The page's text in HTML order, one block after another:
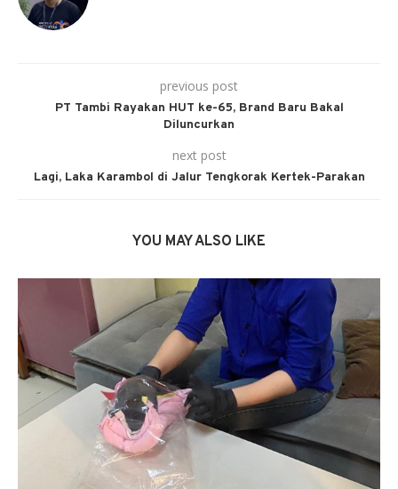
previous post
PT Tambi Rayakan HUT ke-65, Brand Baru Bakal
Diluncurkan
next post
Lagi, Laka Karambol di Jalur Tengkorak Kertek-Parakan
YOU MAY ALSO LIKE